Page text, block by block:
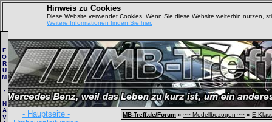
Hinweis zu Cookies
Diese Website verwendet Cookies. Wenn Sie diese Website weiterhin nutzen,
Weitere Informationen finden Sie hier.
- Hauptseite -
F
O
R
U
M
-
N
A
V
MB-Treff.de/Forum » ~~ Modellbezogen ~~ » E-